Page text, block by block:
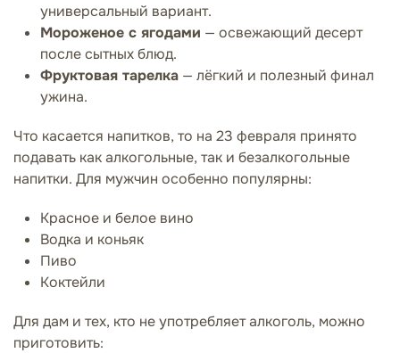
универсальный вариант.
Мороженое с ягодами — освежающий десерт
после сытных блюд.
Фруктовая тарелка — лёгкий и полезный финал
ужина.
Что касается напитков, то на 23 февраля принято
подавать как алкогольные, так и безалкогольные
напитки. Для мужчин особенно популярны:
Красное и белое вино
Водка и коньяк
Пиво
Коктейли
Для дам и тех, кто не употребляет алкоголь, можно
приготовить: